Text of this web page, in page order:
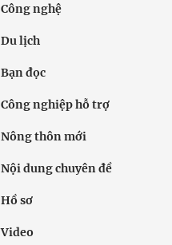
Công nghệ
Du lịch
Bạn đọc
Công nghiệp hỗ trợ
Nông thôn mới
Nội dung chuyên đề
Hồ sơ
Video